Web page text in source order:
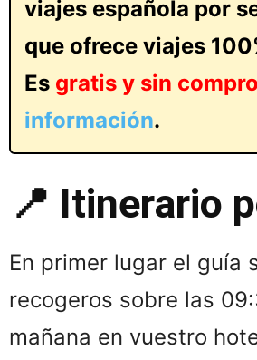
viajes española por
que ofrece viajes
Es gratis y sin
información.
📍 Itinerario
En primer lugar el guía
recogeros sobre las
mañana en vuestro